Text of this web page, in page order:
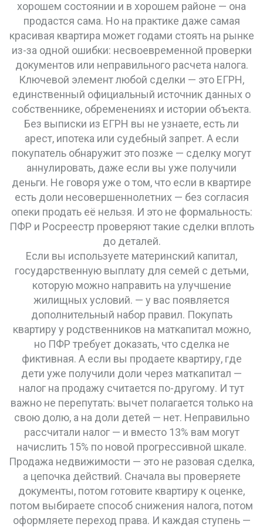
хорошем состоянии и в хорошем районе — она
продастся сама. Но на практике даже самая
красивая квартира может годами стоять на рынке
из-за одной ошибки: несвоевременной проверки
документов или неправильного расчета налога.
Ключевой элемент любой сделки — это ЕГРН,
единственный официальный источник данных о
собственнике, обременениях и истории объекта.
Без выписки из ЕГРН вы не узнаете, есть ли
арест, ипотека или судебный запрет. А если
покупатель обнаружит это позже — сделку могут
аннулировать, даже если вы уже получили
деньги. Не говоря уже о том, что если в квартире
есть доли несовершеннолетних — без согласия
опеки продать её нельзя. И это не формальность:
ПФР и Росреестр проверяют такие сделки вплоть
до деталей.
Если вы используете материнский капитал,
государственную выплату для семей с детьми,
которую можно направить на улучшение
жилищных условий. — у вас появляется
дополнительный набор правил. Покупать
квартиру у родственников на маткапитал можно,
но ПФР требует доказать, что сделка не
фиктивная. А если вы продаете квартиру, где
дети уже получили доли через маткапитал —
налог на продажу считается по-другому. И тут
важно не перепутать: вычет полагается только на
свою долю, а на доли детей — нет. Неправильно
рассчитали налог — и вместо 13% вам могут
начислить 15% по новой прогрессивной шкале.
Продажа недвижимости — это не разовая сделка,
а цепочка действий. Сначала вы проверяете
документы, потом готовите квартиру к оценке,
потом выбираете способ снижения налога, потом
оформляете переход права. И каждая ступень —